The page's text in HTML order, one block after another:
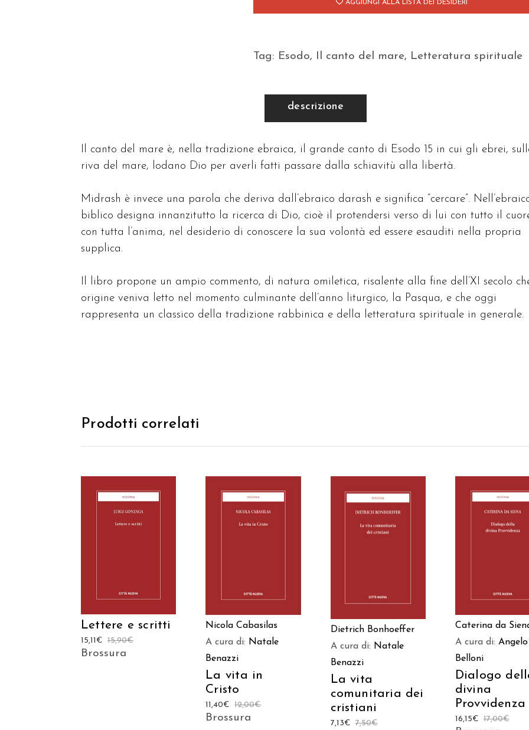
AGGIUNGI ALLA LISTA DEI DESIDERI
Tag: Esodo, Il canto del mare, Letteratura spirituale
descrizione
Il canto del mare è, nella tradizione ebraica, il grande canto di Esodo 15 in cui gli ebrei,
riva del mare, lodano Dio per averli fatti passare dalla schiavitù alla libertà.
Midrash è invece una parola che deriva dall’ebraico darash e significa “cercare”.
biblico designa innanzitutto la ricerca di Dio, cioè il protendersi verso di lui con tutto il
con tutta l’anima, nel desiderio di conoscere la sua volontà ed essere esauditi nella propria
supplica.
Il libro propone un ampio commento, di natura omiletica, risalente alla fine dell’XI secolo
origine veniva letto nel momento culminante dell’anno liturgico, la Pasqua, e che oggi
rappresenta un classico della tradizione rabbinica e della letteratura spirituale in generale.
Prodotti correlati
Lettere e scritti
15,90€
15,11 €
Brossura
Nicola Cabasilas
A cura di: Natale
Benazzi
La vita in
Cristo
12,00€
11,40€
Brossura
Dietrich Bonhoeffer
A cura di: Natale
Benazzi
La vita
comunitaria dei
cristiani
7,50€
7,13€
Caterina da
A cura di: Angelo
Belloni
Dialogo
divina
Provvidenza
17,00€
16,15€